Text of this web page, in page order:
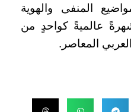
المنفى والهوية
عالميةً كواحدٍ من
المعاصر.